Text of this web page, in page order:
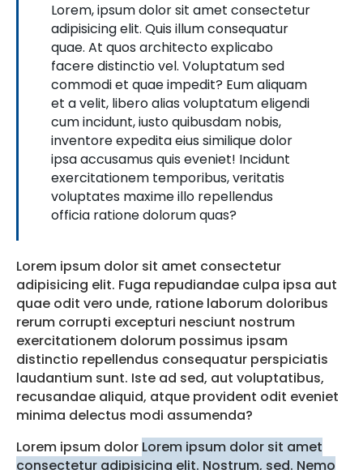
Lorem, ipsum dolor sit amet consectetur
adipisicing elit. Quis illum consequatur
quae. At quos architecto explicabo
facere distinctio vel. Voluptatum sed
commodi et quae impedit? Eum aliquam
et a velit, libero alias voluptatum eligendi
cum incidunt, iusto quibusdam nobis,
inventore expedita eius similique dolor
ipsa accusamus quis eveniet! Incidunt
exercitationem temporibus, veritatis
voluptates maxime illo repellendus
officia ratione dolorum quas?
Lorem ipsum dolor sit amet consectetur
adipisicing elit. Fuga repudiandae culpa ipsa aut
quae odit vero unde, ratione laborum doloribus
rerum corrupti excepturi nesciunt nostrum
exercitationem dolorum possimus ipsam
distinctio repellendus consequatur perspiciatis
laudantium sunt. Iste ad sed, aut voluptatibus,
recusandae aliquid, atque provident odit eveniet
minima delectus modi assumenda?
Lorem ipsum dolor Lorem ipsum dolor sit amet
consectetur adipisicing elit. Nostrum, sed. Nemo